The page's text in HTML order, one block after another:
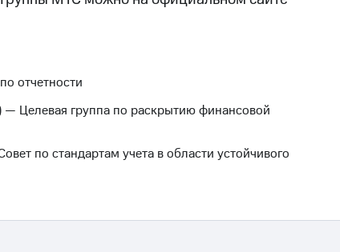
отчетности
Целевая группа по раскрытию финансовой
по стандартам учета в области устойчивого